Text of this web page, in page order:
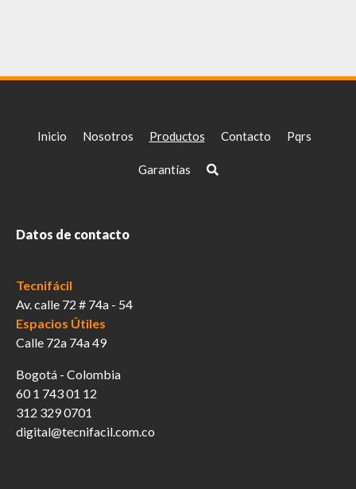
Inicio Nosotros Productos Contacto Pqrs
Garantías
Datos de contacto
Tecnifácil
Av. calle 72 # 74a - 54
Espacios Útiles
Calle 72a 74a 49
Bogotá - Colombia
60 1 743 01 12
312 329 0701
digital@tecnifacil.com.co